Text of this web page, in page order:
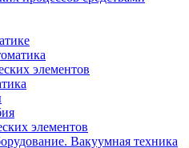
элементов
элементов
Вакуумная техника